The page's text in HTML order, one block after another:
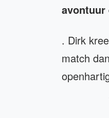
avontuur
. Dirk
match